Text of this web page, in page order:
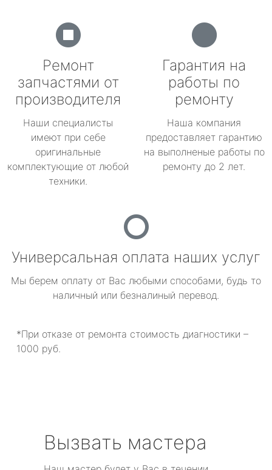
Ремонт
запчастями от
производителя
Наши специалисты
имеют при себе
оригинальные
комплектующие от любой
техники.
Гарантия на
работы по
ремонту
Наша компания
предоставляет гарантию
на выполненые работы по
ремонту до 2 лет.
Универсальная оплата наших услуг
Мы берем оплату от Вас любыми способами, будь то
наличный или безналиный перевод.
*При отказе от ремонта стоимость диагностики –
1000 руб.
Вызвать мастера